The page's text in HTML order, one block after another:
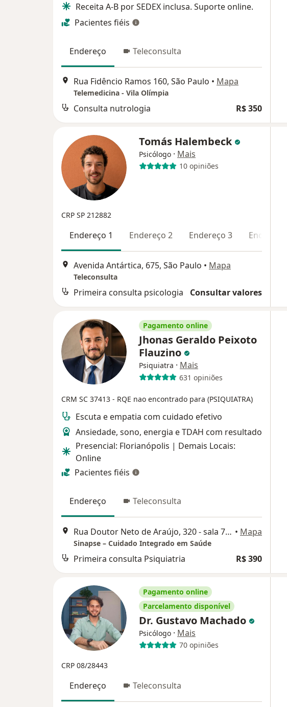
Receita A-B por SEDEX inclusa. Suporte online.
Pacientes fiéis
Endereço Teleconsulta
Rua Fidêncio Ramos 160, São Paulo • Mapa
Telemedicina - Vila Olímpia
Consulta nutrologia R$ 350
Tomás Halembeck
Psicólogo · Mais
10 opiniões
CRP SP 212882
Endereço 1 Endereço 2 Endereço 3 Endereço 4
Avenida Antártica, 675, São Paulo • Mapa
Teleconsulta
Primeira consulta psicologia Consultar valores
Pagamento online
Jhonas Geraldo Peixoto
Flauzino
Psiquiatra · Mais
631 opiniões
CRM SC 37413 - RQE nao encontrado para (PSIQUIATRA)
Escuta e empatia com cuidado efetivo
Ansiedade, sono, energia e TDAH com resultado
Presencial: Florianópolis | Demais Locais:
Online
Pacientes fiéis
Endereço Teleconsulta
Rua Doutor Neto de Araújo, 320 - sala 710, São Paulo • Mapa
Sinapse – Cuidado Integrado em Saúde
Primeira consulta Psiquiatria R$ 390
Pagamento online
Parcelamento disponível
Dr. Gustavo Machado
Psicólogo · Mais
70 opiniões
CRP 08/28443
Endereço Teleconsulta